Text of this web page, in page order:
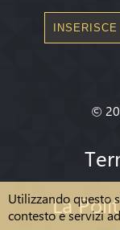
Utilizzando questo
contesto e servizi
©
La